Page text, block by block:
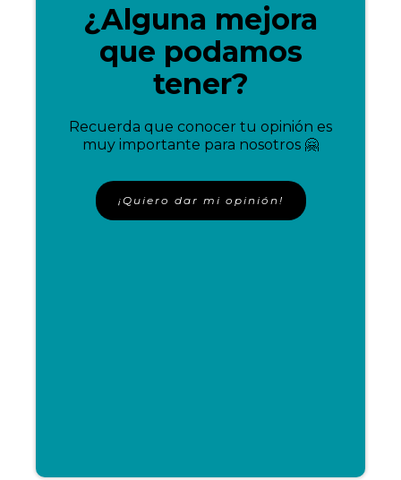
¿Alguna mejora
que podamos
tener?
Recuerda que conocer tu opinión es
muy importante para nosotros 🤗
¡Quiero dar mi opinión!